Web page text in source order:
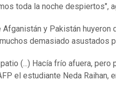
toda la noche despiertos",
y Pakistán huyeron
demasiado asustados
(...) Hacía frío afuera,
el estudiante Neda Raihan,